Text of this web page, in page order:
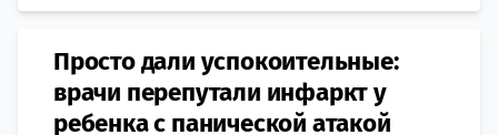
Просто дали успокоительные:
врачи перепутали инфаркт у
ребенка с панической атакой